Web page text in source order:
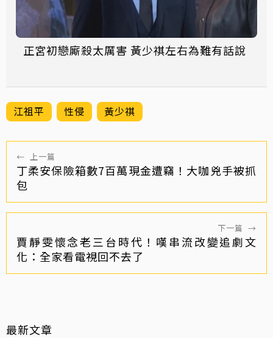
正宮初戀廝殺太厲害 黃少祺左右為難有話說
江祖平 性侵 黃少祺
← 上一篇
丁柔安保險箱數7百萬現金遭竊！大咖兇手被抓
包
下一篇 →
賈靜雯懷念老三台時代！嘆串流改變追劇文
化：全家看電視回不去了
最新文章